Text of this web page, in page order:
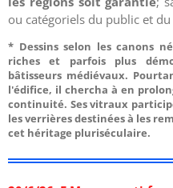
ou catégoriels du public et
* Dessins selon les canons
riches et parfois plus
bâtisseurs médiévaux.
l'édifice, il chercha à en
continuité. Ses vitraux
les verrières destinées à les
cet héritage pluriséculaire.